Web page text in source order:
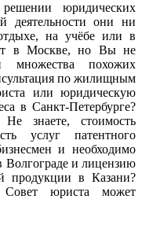
юридических
деятельности они ни
на учёбе или в
в Москве, но Вы не
множества похожих
по жилищным
или юридическую
в Санкт-Петербурге?
Не знаете, стоимость
услуг патентного
и необходимо
Волгограде и лицензию
продукции в Казани?
юриста может